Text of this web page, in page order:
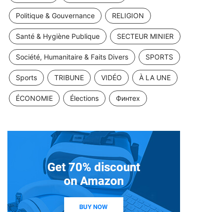
Politique & Gouvernance RELIGION
Santé & Hygiène Publique SECTEUR MINIER
Société, Humanitaire & Faits Divers SPORTS
Sports TRIBUNE VIDÉO À LA UNE
ÉCONOMIE Élections Финтех